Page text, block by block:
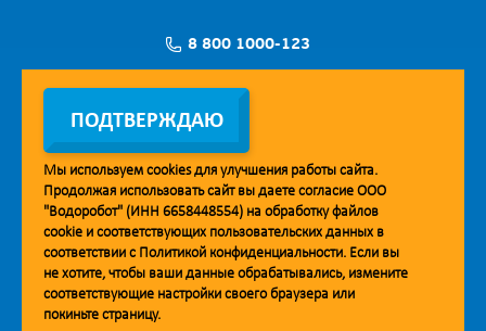
8 800 1000-123
Заявка на установку
Мобильное приложение Vodorobot
ПОДТВЕРЖДАЮ
Мы используем cookiesдля улучшения работы сайта.
Продолжая использовать сайт вы даете согласие ООО
"Водоробот" (ИНН 6658448554) на обработку файлов
cookie и соответствующих пользовательских данных в
соответствии с Политикой конфиденциальности. Если вы
не хотите, чтобы ваши данные обрабатывались, измените
соответствующие настройки своего браузера или
покиньте страницу.